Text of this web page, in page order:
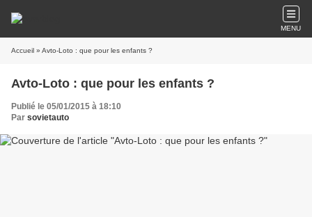
MENU
Accueil » Avto-Loto : que pour les enfants ?
Avto-Loto : que pour les enfants ?
Publié le 05/01/2015 à 18:10
Par sovietauto